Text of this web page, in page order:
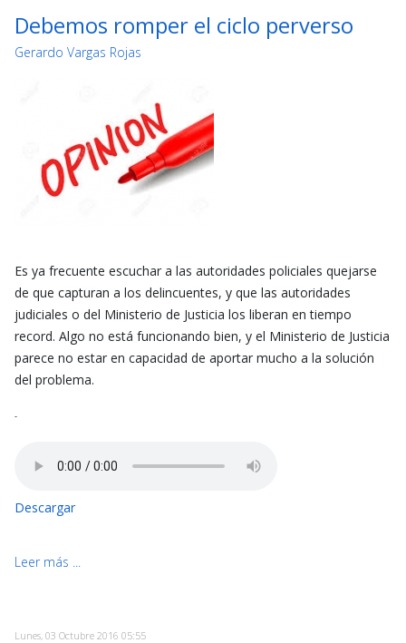
Debemos romper el ciclo perverso
Gerardo Vargas Rojas
Es ya frecuente escuchar a las autoridades policiales quejarse
de que capturan a los delincuentes, y que las autoridades
judiciales o del Ministerio de Justicia los liberan en tiempo
record. Algo no está funcionando bien, y el Ministerio de Justicia
parece no estar en capacidad de aportar mucho a la solución
del problema.
-
Descargar
Leer más ...
Lunes, 03 Octubre 2016 05:55